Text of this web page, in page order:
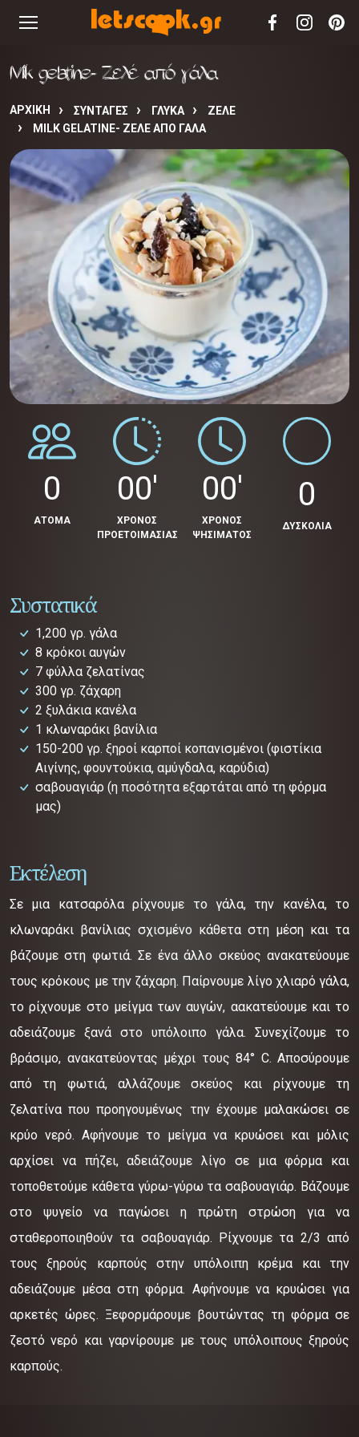
Milk gelatine- Ζελέ από γάλα
ΑΡΧΙΚΉ ΣΥΝΤΑΓΈΣ ΓΛΥΚΑ
ΖΕΛΕ
MILK GELATINE- ΖΕΛΈ ΑΠΌ ΓΆΛΑ
0
ΑΤΟΜΑ
00'
ΧΡΟΝΟΣ
ΠΡΟΕΤΟΙΜΑΣΙΑΣ
00'
ΧΡΟΝΟΣ
ΨΗΣΙΜΑΤΟΣ
0
ΔΥΣΚΟΛΙΑ
Συστατικά
1,200 γρ. γάλα
8 κρόκοι αυγών
7 φύλλα ζελατίνας
300 γρ. ζάχαρη
2 ξυλάκια κανέλα
1 κλωναράκι βανίλια
150-200 γρ. ξηροί καρποί κοπανισμένοι (φιστίκια
Αιγίνης, φουντούκια, αμύγδαλα, καρύδια)
σαβουαγιάρ (η ποσότητα εξαρτάται από τη φόρμα
μας)
Εκτέλεση
Σε μια κατσαρόλα ρίχνουμε το γάλα, την κανέλα, το
κλωναράκι βανίλιας σχισμένο κάθετα στη μέση και τα
βάζουμε στη φωτιά. Σε ένα άλλο σκεύος ανακατεύουμε
τους κρόκους με την ζάχαρη. Παίρνουμε λίγο χλιαρό γάλα,
το ρίχνουμε στο μείγμα των αυγών, αακατεύουμε και το
αδειάζουμε ξανά στο υπόλοιπο γάλα. Συνεχίζουμε το
βράσιμο, ανακατεύοντας μέχρι τους 84° C. Αποσύρουμε
από τη φωτιά, αλλάζουμε σκεύος και ρίχνουμε τη
ζελατίνα που προηγουμένως την έχουμε μαλακώσει σε
κρύο νερό. Αφήνουμε το μείγμα να κρυώσει και μόλις
αρχίσει να πήζει, αδειάζουμε λίγο σε μια φόρμα και
τοποθετούμε κάθετα γύρω-γύρω τα σαβουαγιάρ. Βάζουμε
στο ψυγείο να παγώσει η πρώτη στρώση για να
σταθεροποιηθούν τα σαβουαγιάρ. Ρίχνουμε τα 2/3 από
τους ξηρούς καρπούς στην υπόλοιπη κρέμα και την
αδειάζουμε μέσα στη φόρμα. Αφήνουμε να κρυώσει για
αρκετές ώρες. Ξεφορμάρουμε βουτώντας τη φόρμα σε
ζεστό νερό και γαρνίρουμε με τους υπόλοιπους ξηρούς
καρπούς.